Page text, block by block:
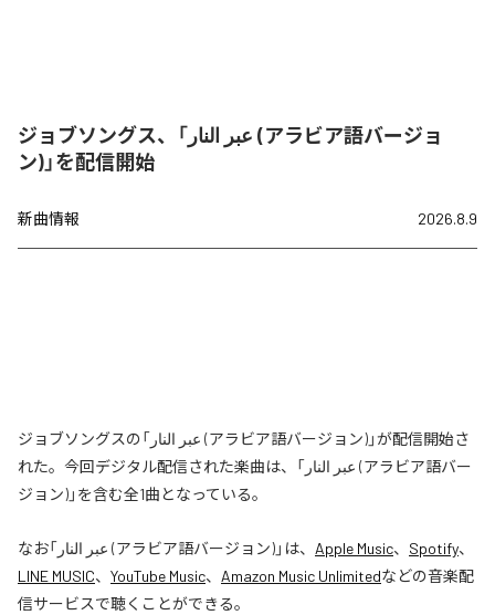
ジョブソングス、「عبر النار (アラビア語バージョ
ン)」を配信開始
新曲情報 2026.8.9
ジョブソングスの「عبر النار (アラビア語バージョン)」が配信開始さ
れた。今回デジタル配信された楽曲は、「عبر النار (アラビア語バー
ジョン)」を含む全1曲となっている。
なお「 عبر النار (アラビア語バージョン)」は、 Apple Music、 Spotify、
LINE MUSIC、 YouTube Music、 Amazon Music Unlimitedなどの音楽配
信サービスで聴くことができる。